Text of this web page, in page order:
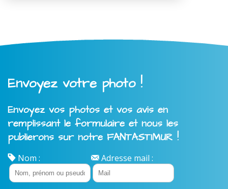
Envoyez votre photo !
Envoyez vos photos et vos avis en
remplissant le formulaire et nous les
publierons sur notre FANTASTIMUR !
Nom : Adresse mail :